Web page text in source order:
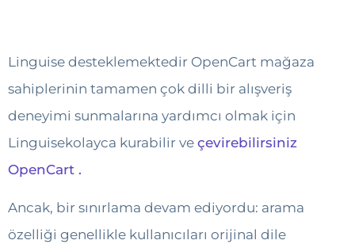
Linguise desteklemektedir OpenCart mağaza
sahiplerinin tamamen çok dilli bir alışveriş
deneyimi sunmalarına yardımcı olmak için
Linguisekolayca kurabilir ve çevirebilirsiniz
OpenCart .
Ancak, bir sınırlama devam ediyordu: arama
özelliği genellikle kullanıcıları orijinal dile